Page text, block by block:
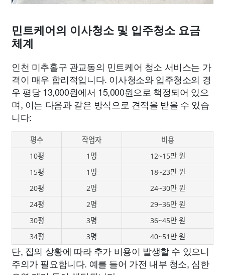
민트케어의 이사청소 및 입주청소 요금
체계
인천 미추홀구 관교동의 민트케어 청소 서비스는 가
격이 매우 합리적입니다. 이사청소와 입주청소의 경
우 평당 13,000원에서 15,000원으로 책정되어 있으
며, 이는 다음과 같은 방식으로 견적을 받을 수 있습
니다:
평수 작업자
비용
10평
1명
12~15만 원
15평
1명
18~23만 원
20평
2명
24~30만 원
24평
2명
29~36만 원
30평
3명
36~45만 원
34평
3명 40~51만 원
단, 집의 상황에 따라 추가 비용이 발생할 수 있으니
주의가 필요합니다. 예를 들어 가전 내부 청소, 심한